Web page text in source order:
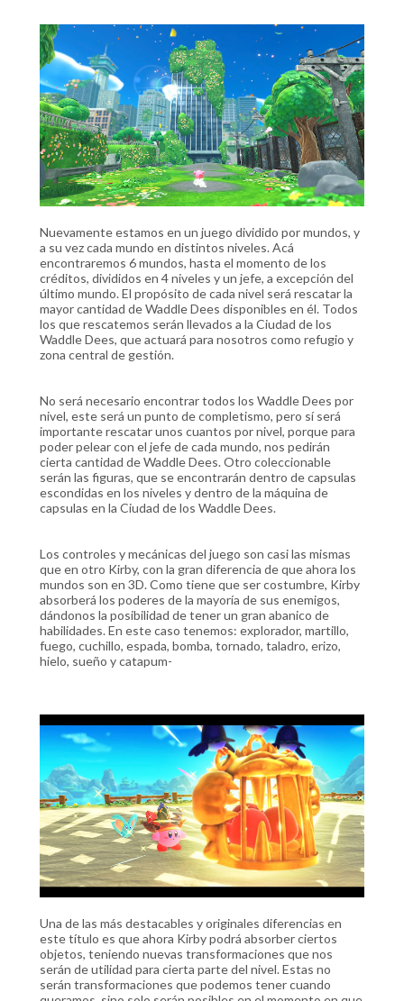
Nuevamente estamos en un juego dividido por mundos, y
a su vez cada mundo en distintos niveles. Acá
encontraremos 6 mundos, hasta el momento de los
créditos, divididos en 4 niveles y un jefe, a excepción del
último mundo. El propósito de cada nivel será rescatar la
mayor cantidad de Waddle Dees disponibles en él. Todos
los que rescatemos serán llevados a la Ciudad de los
Waddle Dees, que actuará para nosotros como refugio y
zona central de gestión.
No será necesario encontrar todos los Waddle Dees por
nivel, este será un punto de completismo, pero sí será
importante rescatar unos cuantos por nivel, porque para
poder pelear con el jefe de cada mundo, nos pedirán
cierta cantidad de Waddle Dees. Otro coleccionable
serán las figuras, que se encontrarán dentro de capsulas
escondidas en los niveles y dentro de la máquina de
capsulas en la Ciudad de los Waddle Dees.
Los controles y mecánicas del juego son casi las mismas
que en otro Kirby, con la gran diferencia de que ahora los
mundos son en 3D. Como tiene que ser costumbre, Kirby
absorberá los poderes de la mayoría de sus enemigos,
dándonos la posibilidad de tener un gran abanico de
habilidades. En este caso tenemos: explorador, martillo,
fuego, cuchillo, espada, bomba, tornado, taladro, erizo,
hielo, sueño y catapum-
Una de las más destacables y originales diferencias en
este título es que ahora Kirby podrá absorber ciertos
objetos, teniendo nuevas transformaciones que nos
serán de utilidad para cierta parte del nivel. Estas no
serán transformaciones que podemos tener cuando